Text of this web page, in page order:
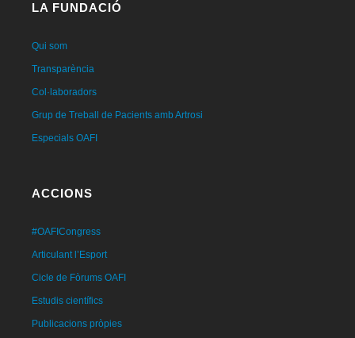
LA FUNDACIÓ
Qui som
Transparència
Col·laboradors
Grup de Treball de Pacients amb Artrosi
Especials OAFI
ACCIONS
#OAFICongress
Articulant l’Esport
Cicle de Fòrums OAFI
Estudis científics
Publicacions pròpies